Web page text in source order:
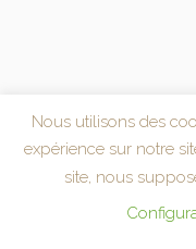
Nous utilisons des
expérience sur notre
site, nous